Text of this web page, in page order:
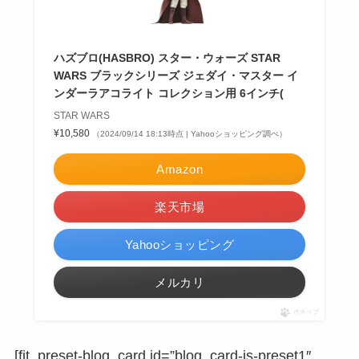
ハズブロ(HASBRO) スター・ウォーズ STAR
WARS ブラックシリーズ ジェダイ・マスター イ
ンダーラアコライト コレクション用 6インチ(
STAR WARS
¥10,580
（2024/09/14 18:13時点 | Yahooショッピング調べ）
Amazon
楽天市場
Yahooショッピング
メルカリ
ポチップ
[fit_preset-blog_card id=”blog_card-is-preset1″